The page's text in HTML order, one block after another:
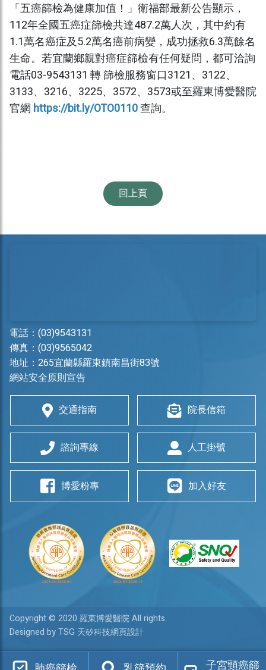
「五癌篩檢為健康加值！」衛福部最新公告顯示，
112年全國五癌症篩檢共達487.2萬人次，其中約有
1.1萬名癌症及5.2萬名癌前病變，成功拯救6.3萬餘名
生命。若宜蘭鄉親對癌症篩檢有任何疑問，都可洽詢
電話03-9543131 轉 篩檢服務窗口3121、3122、
3133、3216、3225、3572、3573或至羅東博愛醫院
官網 https://bit.ly/OTO0110查詢。
回上頁
電話： (03)9543131
傳真：(03)9565042
地址： 265宜蘭縣羅東鎮南昌街83號
網站安全原則宣告
交通指南 院長信箱
諮詢專線 人工掛號
博愛粉專 加入好友
Copyright © 2020 羅東博愛醫院 All rights.
Designed by TSG 天矽科技網頁設計
子宮頸癌篩